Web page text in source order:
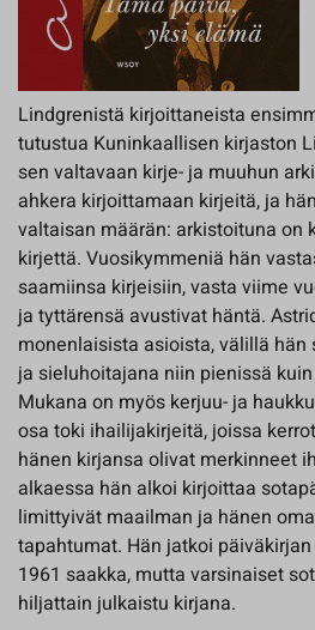
Lindgrenistä kirjoittaneista
tutustua Kuninkaallisen kirjaston
sen valtavaan kirje- ja muuhun
ahkera kirjoittamaan kirjeitä, ja
valtaisan määrän: arkistoituna on
kirjettä. Vuosikymmeniä hän
saamiinsa kirjeisiin, vasta viime
ja tyttärensä avustivat häntä.
monenlaisista asioista, välillä
ja sieluhoitajana niin pienissä
Mukana on myös kerjuu- ja
osa toki ihailijakirjeitä, joissa
hänen kirjansa olivat merkinneet
alkaessa hän alkoi kirjoittaa
limittyivät maailman ja hänen
tapahtumat. Hän jatkoi
1961 saakka, mutta varsinaiset
hiljattain julkaistu kirjana.